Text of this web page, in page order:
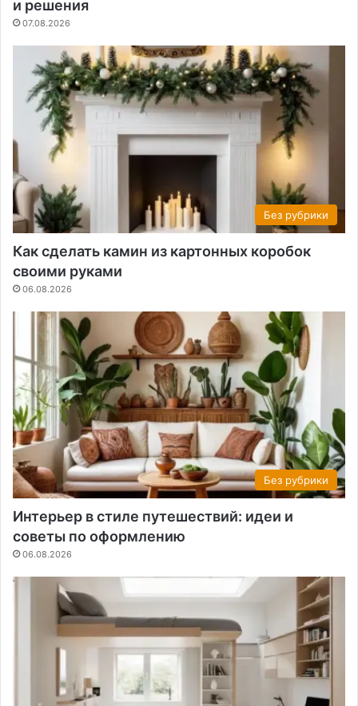
и решения
07.08.2026
Без рубрики
Как сделать камин из картонных коробок
своими руками
06.08.2026
Без рубрики
Интерьер в стиле путешествий: идеи и
советы по оформлению
06.08.2026